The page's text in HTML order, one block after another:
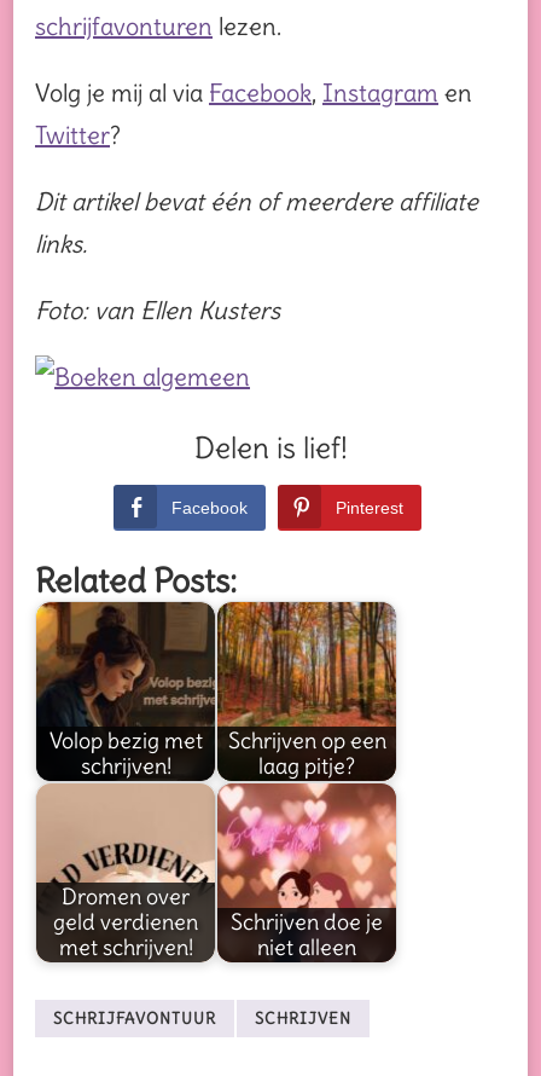
schrijfavonturen lezen.
Volg je mij al via Facebook, Instagram en
Twitter?
Dit artikel bevat één of meerdere affiliate
links.
Foto: van Ellen Kusters
Delen is lief!
Facebook Pinterest
Related Posts:
Volop bezig met
schrijven!
Schrijven op een
laag pitje?
Dromen over
geld verdienen
met schrijven!
Schrijven doe je
niet alleen
SCHRIJFAVONTUUR SCHRIJVEN